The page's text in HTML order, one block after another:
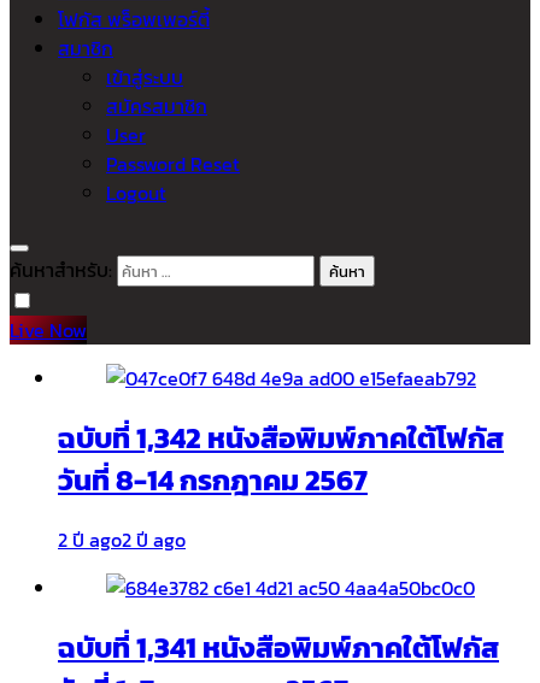
โฟกัส พร็อพเพอร์ตี้
สมาชิก
เข้าสู่ระบบ
สมัครสมาชิก
User
Password Reset
Logout
ค้นหาสำหรับ:
Live Now
ฉบับที่ 1,342 หนังสือพิมพ์ภาคใต้โฟกัส
วันที่ 8-14 กรกฎาคม 2567
2 ปี ago2 ปี ago
ฉบับที่ 1,341 หนังสือพิมพ์ภาคใต้โฟกัส